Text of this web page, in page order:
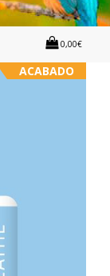
0,00€
ACABADO